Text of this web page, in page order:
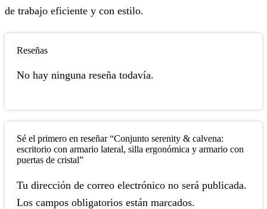
de trabajo eficiente y con estilo.
Reseñas
No hay ninguna reseña todavía.
Sé el primero en reseñar “Conjunto serenity & calvena:
escritorio con armario lateral, silla ergonómica y armario con
puertas de cristal”
Tu dirección de correo electrónico no será publicada.
Los campos obligatorios están marcados.